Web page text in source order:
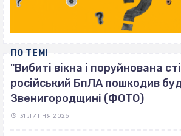
ПО ТЕМІ
"Вибиті вікна і поруйнована
російський БпЛА пошкодив
Звенигородщині (ФОТО)
31 ЛИПНЯ 2026